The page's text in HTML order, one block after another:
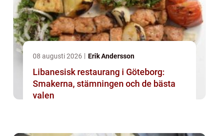
08 augusti 2026 Erik Andersson
Libanesisk restaurang i Göteborg:
Smakerna, stämningen och de bästa
valen